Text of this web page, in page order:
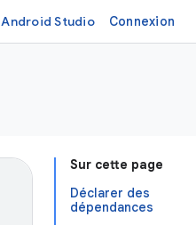
Android Studio Connexion
Sur cette page
Déclarer des
dépendances